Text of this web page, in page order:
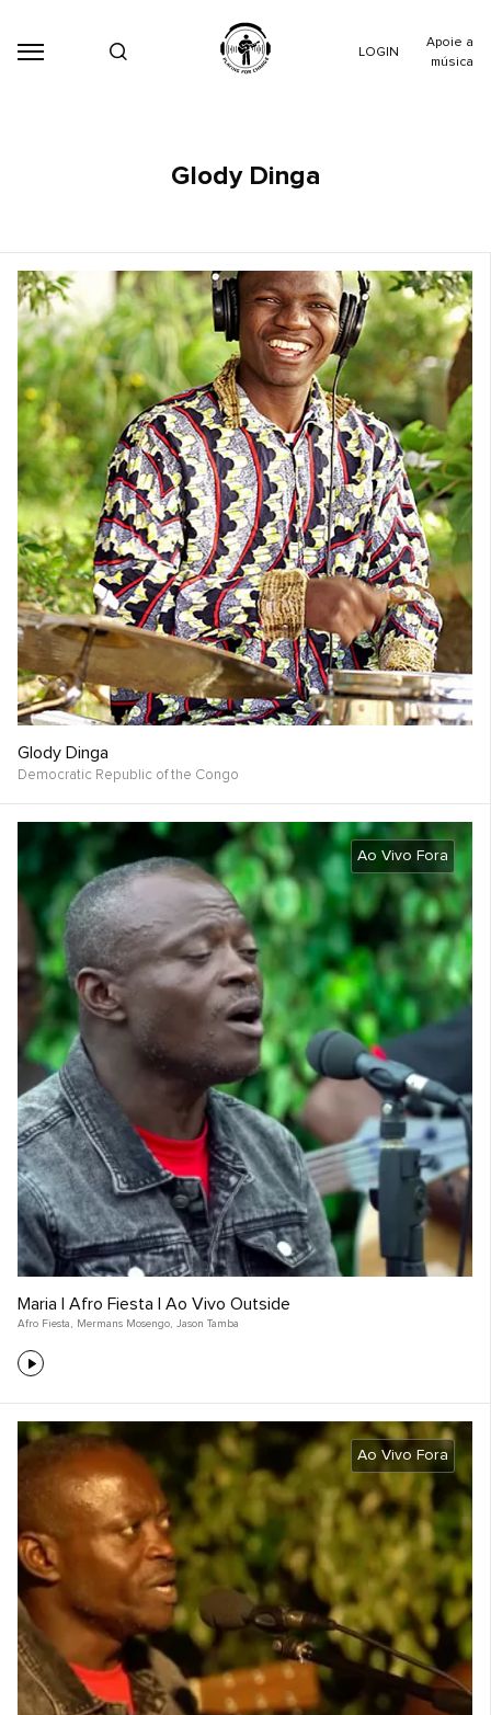
LOGIN
Apoie a
música
Glody Dinga
Glody Dinga
Democratic Republic of the Congo
Ao Vivo Fora
Maria | Afro Fiesta | Ao Vivo Outside
Afro Fiesta , Mermans Mosengo, Jason Tamba
Ao Vivo Fora